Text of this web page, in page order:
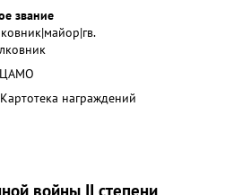
звание
ЦАМО
Картотека награждений
войны II степени